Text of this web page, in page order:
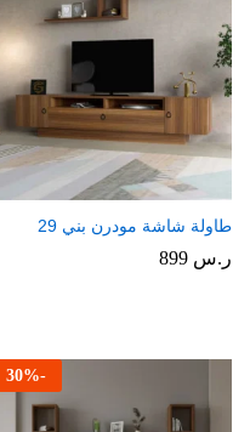
طاولة شاشة مودرن بني 29
ر.س
-
30%